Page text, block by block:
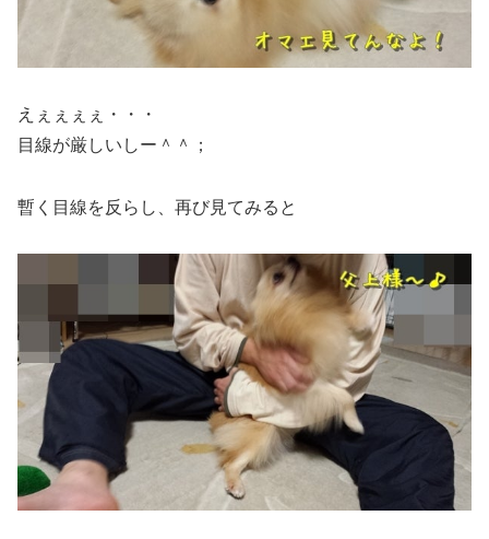
えぇぇぇぇ・・・
目線が厳しいしー＾＾；
暫く目線を反らし、再び見てみると